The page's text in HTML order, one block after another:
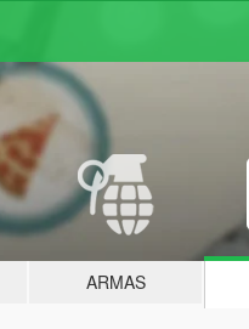
ARMAS